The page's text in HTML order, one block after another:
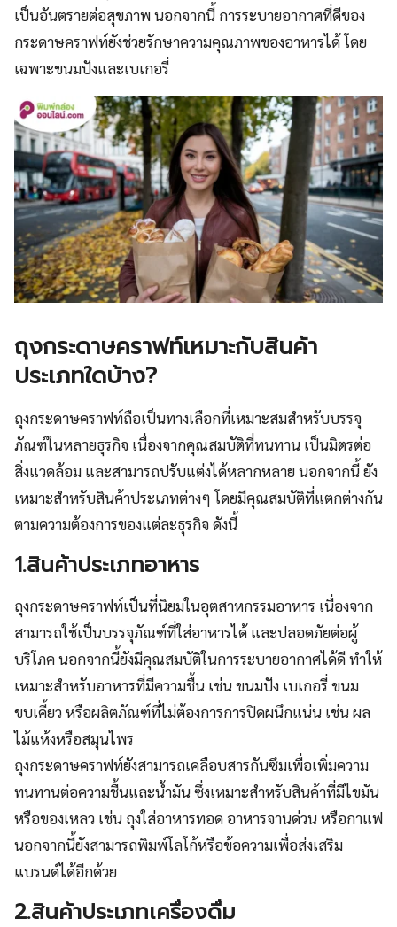
เป็นอันตรายต่อสุขภาพ นอกจากนี้ การระบายอากาศที่ดีของ
กระดาษคราฟท์ยังช่วยรักษาความคุณภาพของอาหารได้ โดย
เฉพาะขนมปังและเบเกอรี่
ถุงกระดาษคราฟท์เหมาะกับสินค้า
ประเภทใดบ้าง?
ถุงกระดาษคราฟท์ถือเป็นทางเลือกที่เหมาะสมสำหรับบรรจุ
ภัณฑ์ในหลายธุรกิจ เนื่องจากคุณสมบัติที่ทนทาน เป็นมิตรต่อ
สิ่งแวดล้อม และสามารถปรับแต่งได้หลากหลาย นอกจากนี้ ยัง
เหมาะสำหรับสินค้าประเภทต่างๆ โดยมีคุณสมบัติที่แตกต่างกัน
ตามความต้องการของแต่ละธุรกิจ ดังนี้
1.สินค้าประเภทอาหาร
ถุงกระดาษคราฟท์เป็นที่นิยมในอุตสาหกรรมอาหาร เนื่องจาก
สามารถใช้เป็นบรรจุภัณฑ์ที่ใส่อาหารได้ และปลอดภัยต่อผู้
บริโภค นอกจากนี้ยังมีคุณสมบัติในการระบายอากาศได้ดี ทำให้
เหมาะสำหรับอาหารที่มีความชื้น เช่น ขนมปัง เบเกอรี่ ขนม
ขบเคี้ยว หรือผลิตภัณฑ์ที่ไม่ต้องการการปิดผนึกแน่น เช่น ผล
ไม้แห้งหรือสมุนไพร
ถุงกระดาษคราฟท์ยังสามารถเคลือบสารกันซึมเพื่อเพิ่มความ
ทนทานต่อความชื้นและน้ำมัน ซึ่งเหมาะสำหรับสินค้าที่มีไขมัน
หรือของเหลว เช่น ถุงใส่อาหารทอด อาหารจานด่วน หรือกาแฟ
นอกจากนี้ยังสามารถพิมพ์โลโก้หรือข้อความเพื่อส่งเสริม
แบรนด์ได้อีกด้วย
2.สินค้าประเภทเครื่องดื่ม